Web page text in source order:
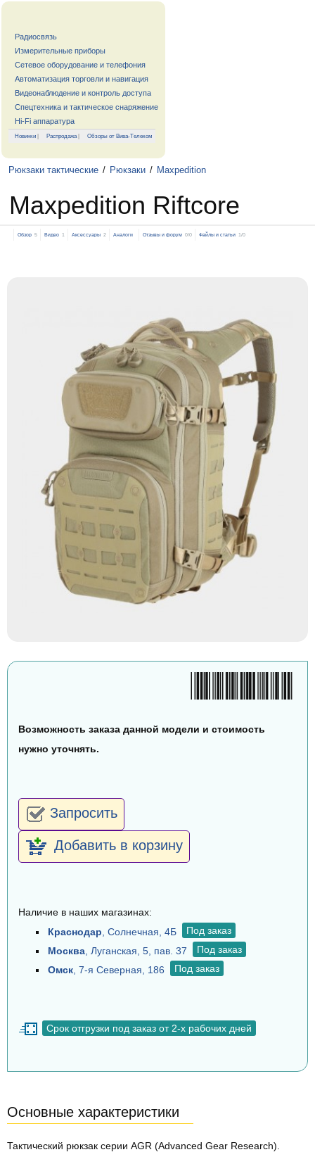
Радиосвязь
Измерительные приборы
Сетевое оборудование и телефония
Автоматизация торговли и навигация
Видеонаблюдение и контроль доступа
Спецтехника и тактическое снаряжение
Hi-Fi аппаратура
Новинки | Распродажа| Обзоры от Вива-Телеком
Рюкзаки тактические / Рюкзаки / Maxpedition
Maxpedition Riftcore
Обзор 5 Видео 1 Аксессуары 2 Аналоги Отзывы и форум 0/0 Файлы и статьи 1/0
Возможность заказа данной модели и стоимость
нужно уточнять.
Запросить
Добавить в корзину
Наличие в наших магазинах:
Краснодар , Солнечная, 4Б
Под заказ
Москва , Луганская, 5, пав. 37
Под заказ
Омск , 7-я Северная, 186 Под заказ
Срок отгрузки под заказ от 2-х рабочих дней
Основные характеристики
Тактический рюкзак серии AGR (Advanced Gear Research).